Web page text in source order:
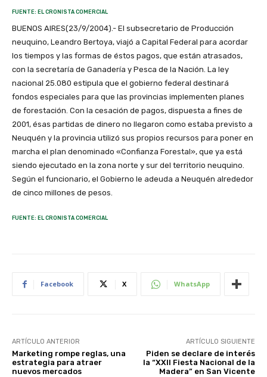
FUENTE: EL CRONISTA COMERCIAL
BUENOS AIRES(23/9/2004).- El subsecretario de Producción
neuquino, Leandro Bertoya, viajó a Capital Federal para acordar
los tiempos y las formas de éstos pagos, que están atrasados,
con la secretaría de Ganadería y Pesca de la Nación. La ley
nacional 25.080 estipula que el gobierno federal destinará
fondos especiales para que las provincias implementen planes
de forestación. Con la cesación de pagos, dispuesta a fines de
2001, ésas partidas de dinero no llegaron como estaba previsto a
Neuquén y la provincia utilizó sus propios recursos para poner en
marcha el plan denominado «Confianza Forestal», que ya está
siendo ejecutado en la zona norte y sur del territorio neuquino.
Según el funcionario, el Gobierno le adeuda a Neuquén alrededor
de cinco millones de pesos.
FUENTE: EL CRONISTA COMERCIAL
Facebook X WhatsApp
ARTÍCULO ANTERIOR
Marketing rompe reglas, una
estrategia para atraer
nuevos mercados
ARTÍCULO SIGUIENTE
Piden se declare de interés
la “XXII Fiesta Nacional de la
Madera” en San Vicente